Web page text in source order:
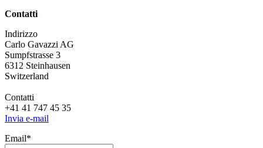
Contatti
Indirizzo
Carlo Gavazzi AG
Sumpfstrasse 3
6312 Steinhausen
Switzerland
Contatti
+41 41 747 45 35
Invia e-mail
Email*